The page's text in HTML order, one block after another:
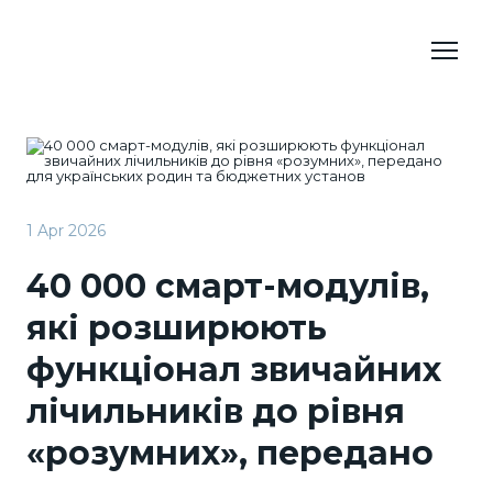
1 Apr 2026
40 000 смарт-модулів,
які розширюють
функціонал звичайних
лічильників до рівня
«розумних», передано